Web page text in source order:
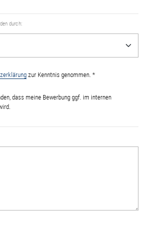
durch:
zur Kenntnis genommen.*
dass meine Bewerbung ggf. im internen